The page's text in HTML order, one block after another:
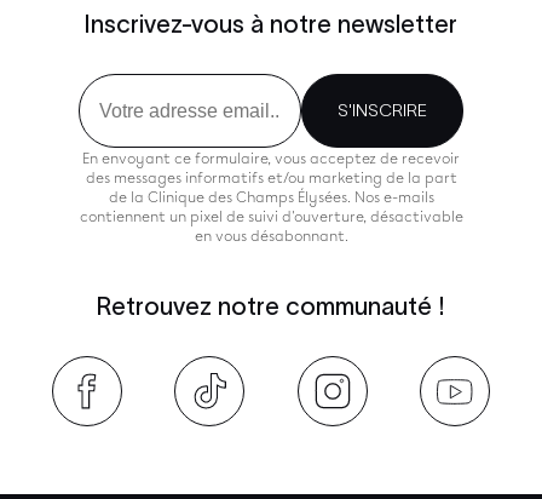
Inscrivez-vous à notre newsletter
Email
S'INSCRIRE
En envoyant ce formulaire, vous acceptez de recevoir
des messages informatifs et/ou marketing de la part
de la Clinique des Champs Élysées. Nos e-mails
contiennent un pixel de suivi d'ouverture, désactivable
en vous désabonnant.
Retrouvez notre communauté !